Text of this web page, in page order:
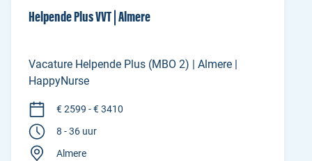
Helpende Plus VVT | Almere
Vacature Helpende Plus (MBO 2) | Almere |
HappyNurse
€ 2599 - € 3410
8 - 36 uur
Almere